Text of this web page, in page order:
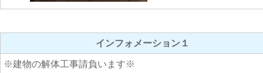
インフォメーション１
※建物の解体工事請負います※